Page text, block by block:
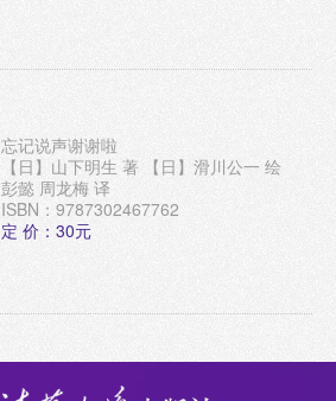
忘记说声谢谢啦
【日】山下明生 著 【日】滑川公一 绘
彭懿 周龙梅 译
ISBN：9787302467762
定 价：30元